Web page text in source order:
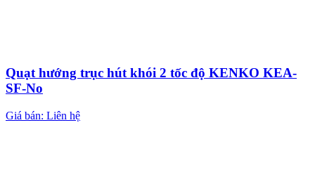
Quạt hướng trục hút khói 2 tốc độ KENKO KEA-
SF-No
Giá bán: Liên hệ